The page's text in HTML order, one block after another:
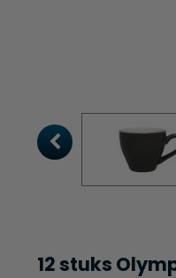
12 stuks